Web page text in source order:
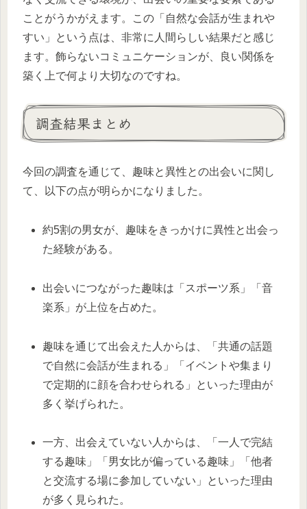
ことがうかがえます。この「自然な会話が生まれや
すい」という点は、非常に人間らしい結果だと感じ
ます。飾らないコミュニケーションが、良い関係を
築く上で何より大切なのですね。
調査結果まとめ
今回の調査を通じて、趣味と異性との出会いに関し
て、以下の点が明らかになりました。
約5割の男女が、趣味をきっかけに異性と出会っ
た経験がある。
出会いにつながった趣味は「スポーツ系」「音
楽系」が上位を占めた。
趣味を通じて出会えた人からは、「共通の話題
で自然に会話が生まれる」「イベントや集まり
で定期的に顔を合わせられる」といった理由が
多く挙げられた。
一方、出会えていない人からは、「一人で完結
する趣味」「男女比が偏っている趣味」「他者
と交流する場に参加していない」といった理由
が多く見られた。